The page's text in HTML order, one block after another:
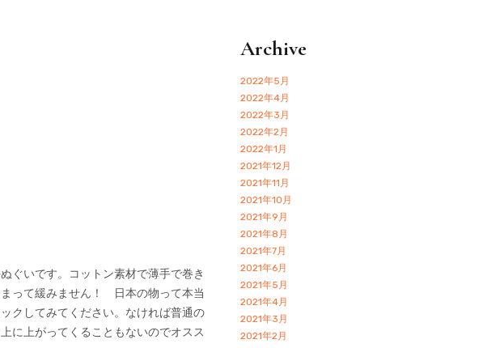
ぐいです。コットン素材で薄手で巻き
って緩みません！ 日本の物って本当
クしてみてください。なければ普通の
に上がってくることもないのでオスス
Archive
2022年5月
2022年4月
2022年3月
2022年2月
2022年1月
2021年12月
2021年11月
2021年10月
2021年9月
2021年8月
2021年7月
2021年6月
2021年5月
2021年4月
2021年3月
2021年2月